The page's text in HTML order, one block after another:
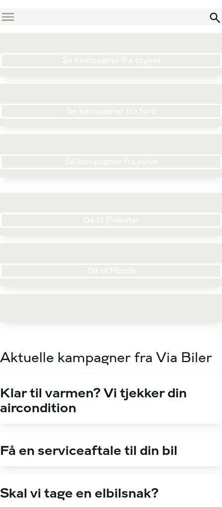
Menu
Aktuelle kampagner fra Via Biler
Klar til varmen? Vi tjekker din
aircondition
Få en serviceaftale til din bil
Skal vi tage en elbilsnak?